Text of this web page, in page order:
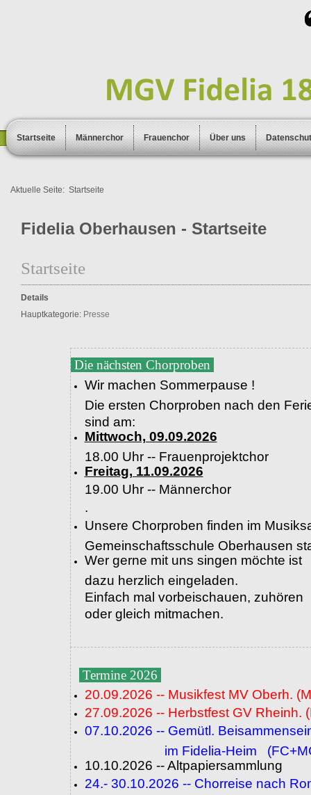
Startseite Männerchor Frauenchor Über uns
Aktuelle Seite: Startseite
Fidelia Oberhausen - Startseite
Startseite
Details
Hauptkategorie: Presse
Die nächsten Chorproben
Wir machen Sommerpause !
Die ersten Chorproben nach den
sind am:
Mittwoch, 09.09.2026
18.00 Uhr -- Frauenprojektchor
Freitag, 11.09.2026
19.00 Uhr -- Männerchor
.
Unsere Chorproben finden im
Gemeinschaftsschule Oberhausen
Wer gerne mit uns singen möchte ist
dazu herzlich eingeladen.
Einfach mal vorbeischauen, zuhören
oder gleich mitmachen.
Termine 2026
20.09.2026 -- Musikfest MV Oberh.
27.09.2026 -- Herbstfest GV Rheinh.
07.10.2026 -- Gemütl.
im Fidelia-Heim
10.10.2026 -- Altpapiersammlung
24.- 30.10.2026 -- Chorreise nach